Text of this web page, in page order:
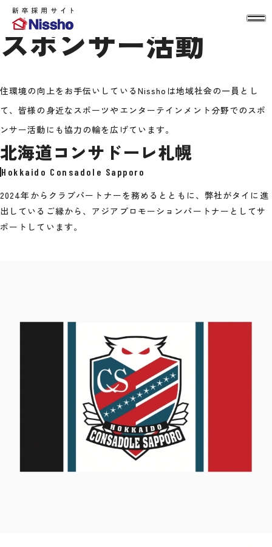
SPONSORSHIP
スポンサー活動
住環境の向上をお手伝いしているNisshoは地域社会の一員とし
て、皆様の身近なスポーツやエンターテインメント分野でのスポ
ンサー活動にも協力の輪を広げています。
北海道コンサドーレ札幌
Hokkaido Consadole Sapporo
2024年からクラブパートナーを務めるとともに、弊社がタイに進
出しているご縁から、アジアプロモーションパートナーとしてサ
ポートしています。